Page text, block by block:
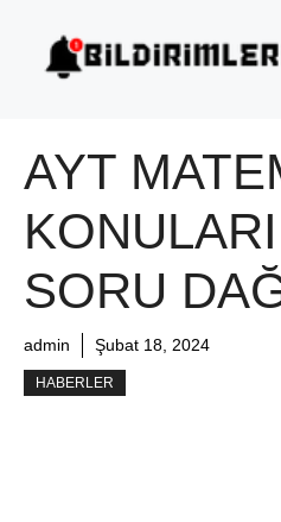
AYT
SORU
admin Şubat 18, 2024
HABERLER